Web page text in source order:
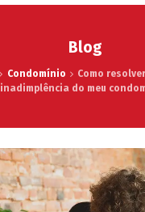
Blog
Condomínio
Como
inadimplência do meu